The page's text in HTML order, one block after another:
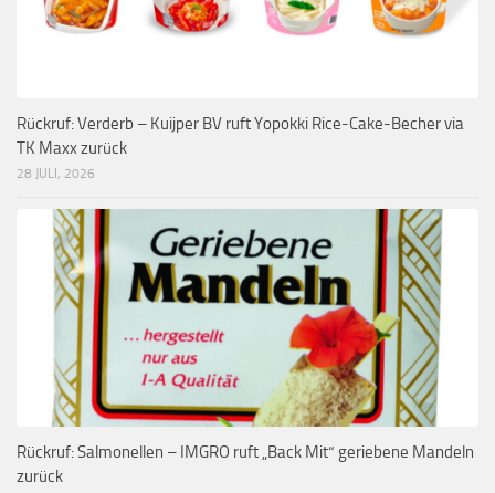
Rückruf: Verderb – Kuijper BV ruft Yopokki Rice-Cake-Becher via
TK Maxx zurück
28 JULI, 2026
Rückruf: Salmonellen – IMGRO ruft „Back Mit“ geriebene Mandeln
zurück